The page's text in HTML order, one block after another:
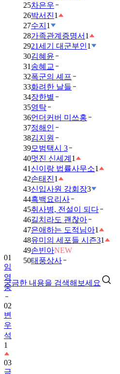
25차은우
26박서진1
27수지 1
28가족관계증명서 1
2921세기 대군부인1
30김혜윤
31 송혜교
32폭군의 셰프
33화려한 날들
34장한별
35영탁
36언더커버 미쓰홍
37정해인
38김지원
39모범택시 3
40멋진 신세계 1
41 신이랑 법률사무소1
42손태진1
43신입사원 강회장3
44흑백요리사
45취사병, 전설이 되다
46길치라도 괜찮아
47은애하는 도적님아1
48유미의 세포들 시즌31
49손빈아NEW
50태풍상사
궁금한 내용을 검색해보세요
01
임
영
웅
02
변
우
석
1
03
금